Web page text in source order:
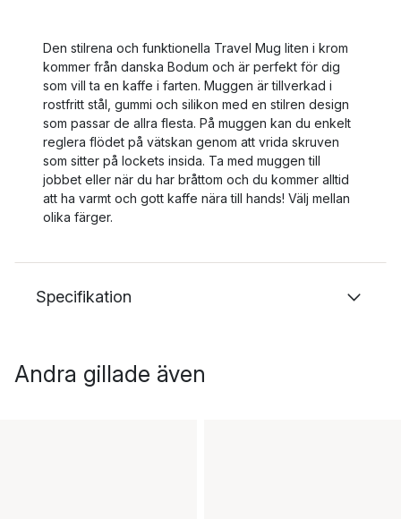
Den stilrena och funktionella Travel Mug liten i krom
kommer från danska Bodum och är perfekt för dig
som vill ta en kaffe i farten. Muggen är tillverkad i
rostfritt stål, gummi och silikon med en stilren design
som passar de allra flesta. På muggen kan du enkelt
reglera flödet på vätskan genom att vrida skruven
som sitter på lockets insida. Ta med muggen till
jobbet eller när du har bråttom och du kommer alltid
att ha varmt och gott kaffe nära till hands! Välj mellan
olika färger.
Specifikation
Andra gillade även